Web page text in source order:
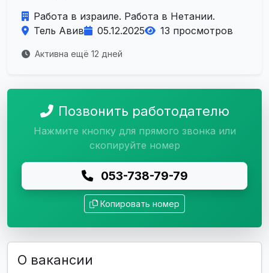
Работа в израиле. Работа в Нетании.
Тель Авив
05.12.2025 13 просмотров
Активна ещё 12 дней
Позвонить работодателю
Нажмите кнопку для прямого звонка или
скопируйте номер
053-738-79-79
Копировать номер
О вакансии